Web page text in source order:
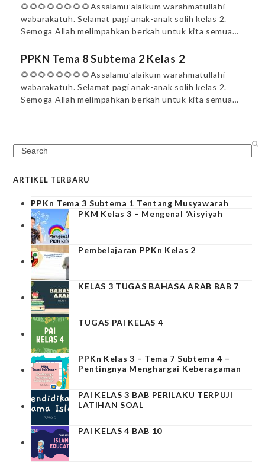
🌻🌻🌻🌻🌻🌻🌻🌻Assalamu’alaikum warahmatullahi
wabarakatuh. Selamat pagi anak-anak solih kelas 2.
Semoga Allah melimpahkan berkah untuk kita semua…
PPKN Tema 8 Subtema 2 Kelas 2
🌻🌻🌻🌻🌻🌻🌻🌻Assalamu’alaikum warahmatullahi
wabarakatuh. Selamat pagi anak-anak solih kelas 2.
Semoga Allah melimpahkan berkah untuk kita semua…
Search
ARTIKEL TERBARU
PPKn Tema 3 Subtema 1 Tentang Musyawarah
PKM Kelas 3 – Mengenal ‘Aisyiyah
Pembelajaran PPKn Kelas 2
KELAS 3 TUGAS BAHASA ARAB BAB 7
TUGAS PAI KELAS 4
PPKn Kelas 3 – Tema 7 Subtema 4 –
Pentingnya Menghargai Keberagaman
PAI KELAS 3 BAB PERILAKU TERPUJI
LATIHAN SOAL
PAI KELAS 4 BAB 10